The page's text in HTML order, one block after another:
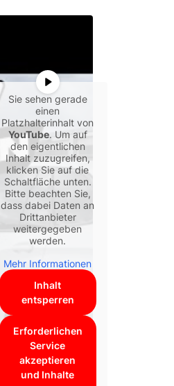
Sie sehen gerade
einen
Platzhalterinhalt von
YouTube. Um auf
den eigentlichen
Inhalt zuzugreifen,
klicken Sie auf die
Schaltfläche unten.
Bitte beachten Sie,
dass dabei Daten an
Drittanbieter
weitergegeben
werden.
Mehr Informationen
Inhalt
entsperren
Erforderlichen
Service
akzeptieren
und Inhalte